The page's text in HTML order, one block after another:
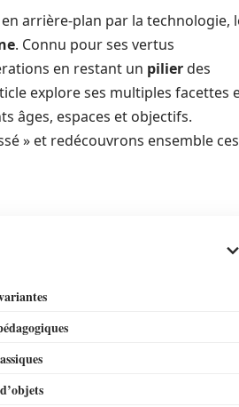
arrière-plan par la technologie,
. Connu pour ses vertus
en restant un pilierdes
explore ses multiples facettes
âges, espaces et objectifs.
» et redécouvrons ensemble ces